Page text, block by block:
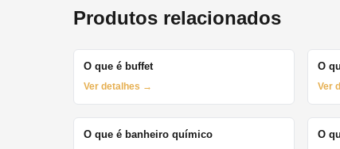
Produtos relacionados
O que é buffet
Ver detalhes →
O
Ver
O que é banheiro químico O